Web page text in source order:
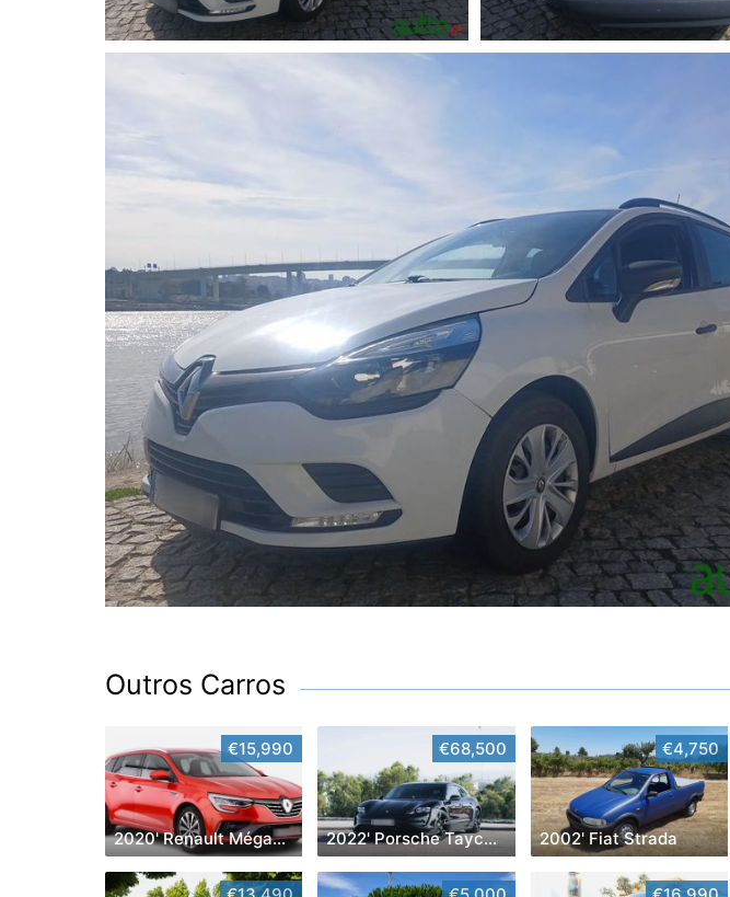
Outros Carros
€15,990
2020' Renault Mégane Sport Tourer
€68,500
2022' Porsche Taycan Cross Turismo 4
€4,750
2002' Fiat Strada